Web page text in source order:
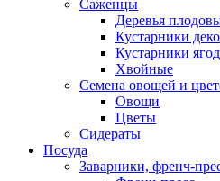
Саженцы
Деревья
Кустарники
Кустарники
Хвойные
Семена овощей и
Овощи
Цветы
Сидераты
Посуда
Заварники, френч-